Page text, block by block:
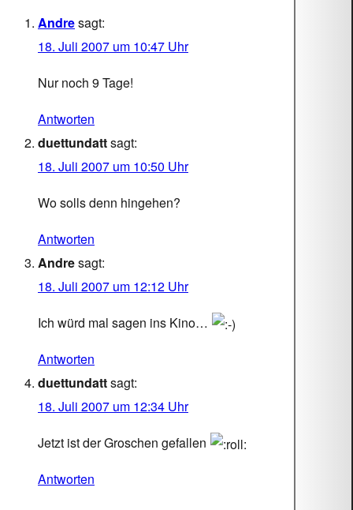
Andresagt:
18. Juli 2007 um 10:47 Uhr
Nur noch 9 Tage!
Antworten
duettundattsagt:
18. Juli 2007 um 10:50 Uhr
Wo solls denn hingehen?
Antworten
Andresagt:
18. Juli 2007 um 12:12 Uhr
Ich würd mal sagen ins Kino…
Antworten
duettundattsagt:
18. Juli 2007 um 12:34 Uhr
Jetzt ist der Groschen gefallen
Antworten